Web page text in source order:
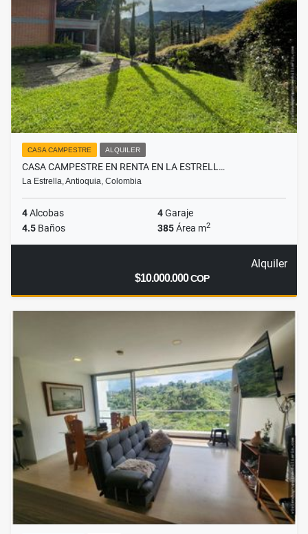
CASA CAMPESTRE ALQUILER
CASA CAMPESTRE EN RENTA EN LA ESTRELL…
La Estrella, Antioquia, Colombia
4Alcobas 4Garaje
4.5 Baños 385Área m2
Alquiler
$10.000.000COP